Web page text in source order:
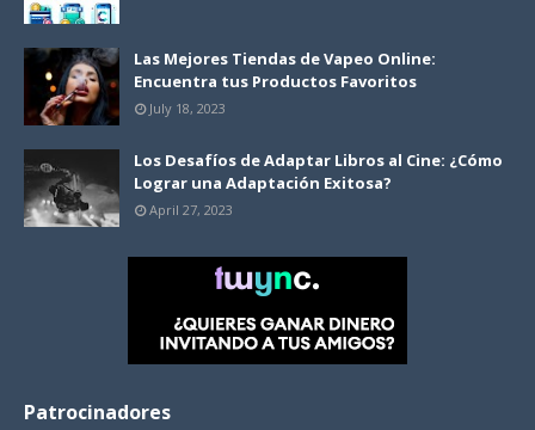
Las Mejores Tiendas de Vapeo Online:
Encuentra tus Productos Favoritos
July 18, 2023
Los Desafíos de Adaptar Libros al Cine: ¿Cómo
Lograr una Adaptación Exitosa?
April 27, 2023
Patrocinadores